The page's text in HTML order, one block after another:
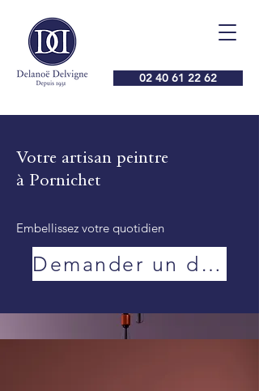
02 40 61 22 62
Votre artisan peintre
à Pornichet
Embellissez votre quotidien
Demander un devis de peinture